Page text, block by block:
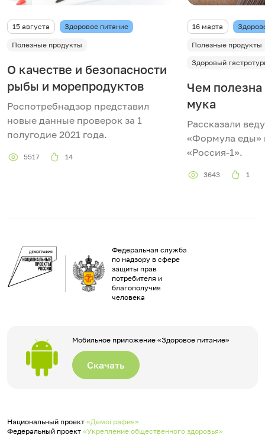
15 августа Здоровое питание
Полезные продукты
О качестве и безопасности
рыбы и морепродуктов
Роспотребнадзор представил
новые данные проверок за 1
полугодие 2021 года.
5517 14
16 марта
Полезные продукты
Здоровый
Чем полезна
мука
Рассказали
«Формула еды»
«Россия-1».
3643 1
Федеральная служба
по надзору в сфере
защиты прав
потребителя и
благополучия
человека
Мобильное приложение «Здоровое питание»
Скачать
Национальный проект «Демография»
Федеральный проект «Укрепление общественного здоровья»